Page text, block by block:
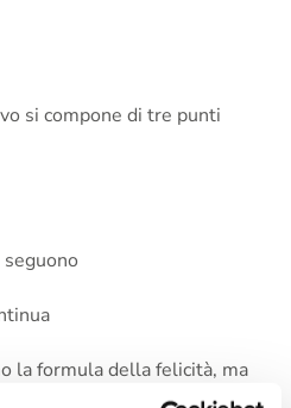
si compone di tre punti
la formula della felicità, ma